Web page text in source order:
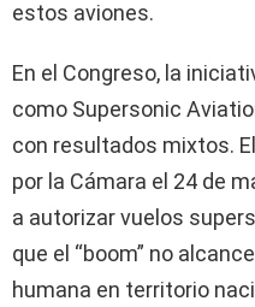
estos aviones.
En el Congreso, la
como Supersonic
con resultados mixtos.
por la Cámara el 24 de
a autorizar vuelos
que el “boom” no
humana en territorio